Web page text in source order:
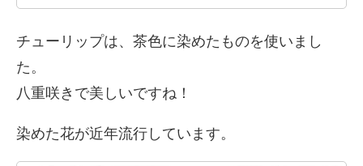
チューリップは、茶色に染めたものを使いまし
た。
八重咲きで美しいですね！
染めた花が近年流行しています。